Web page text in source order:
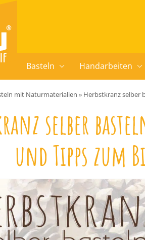
Basteln Handarbeiten
mit Naturmaterialien » Herbstkranz selber
selber
und Tipps zum